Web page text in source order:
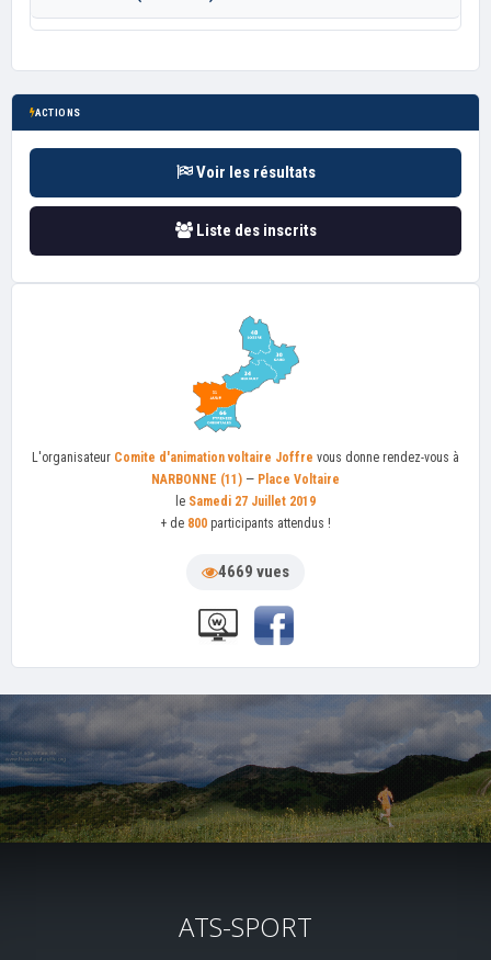
ACTIONS
Voir les résultats
Liste des inscrits
L'organisateur Comite d'animation voltaire Joffre vous donne rendez-vous à
NARBONNE (11) — Place Voltaire
le Samedi 27 Juillet 2019
+ de 800 participants attendus !
4669 vues
ATS-SPORT